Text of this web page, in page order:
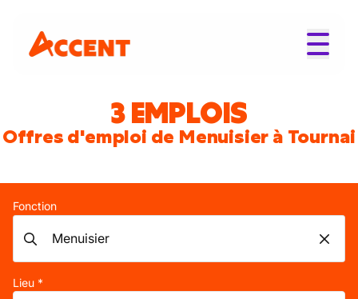
3 EMPLOIS
Offres d'emploi de Menuisier à Tournai
Fonction
Lieu *